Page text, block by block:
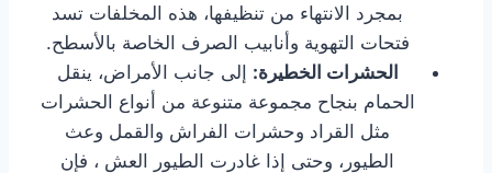
بمجرد الانتهاء من تنظيفها، هذه المخلفات تسد
فتحات التهوية وأنابيب الصرف الخاصة بالأسطح.
الحشرات الخطيرة: إلى جانب الأمراض، ينقل
الحمام بنجاح مجموعة متنوعة من أنواع الحشرات
مثل القراد وحشرات الفراش والقمل وعث
الطيور، وحتى إذا غادرت الطيور العش ، فإن